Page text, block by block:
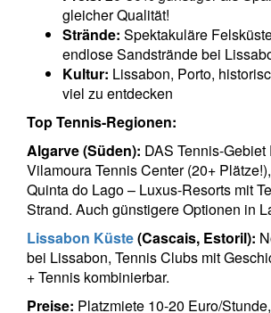
gleicher Qualität!
Strände: Spektakuläre
endlose Sandstrände bei
Kultur: Lissabon, Porto,
viel zu entdecken
Top Tennis-Regionen:
Algarve (Süden): DAS Tennis-Gebiet
Vilamoura Tennis Center (20+ Plätze!),
Quinta do Lago – Luxus-Resorts mit
Strand. Auch günstigere Optionen in
Lissabon Küste(Cascais, Estoril):
bei Lissabon, Tennis Clubs mit
+ Tennis kombinierbar.
Preise: Platzmiete 10-20 Euro/